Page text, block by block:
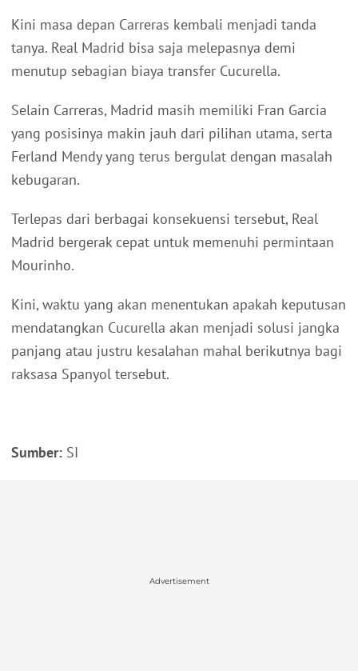
Kini masa depan Carreras kembali menjadi tanda
tanya. Real Madrid bisa saja melepasnya demi
menutup sebagian biaya transfer Cucurella.
Selain Carreras, Madrid masih memiliki Fran Garcia
yang posisinya makin jauh dari pilihan utama, serta
Ferland Mendy yang terus bergulat dengan masalah
kebugaran.
Terlepas dari berbagai konsekuensi tersebut, Real
Madrid bergerak cepat untuk memenuhi permintaan
Mourinho.
Kini, waktu yang akan menentukan apakah keputusan
mendatangkan Cucurella akan menjadi solusi jangka
panjang atau justru kesalahan mahal berikutnya bagi
raksasa Spanyol tersebut.
Sumber: SI
Advertisement